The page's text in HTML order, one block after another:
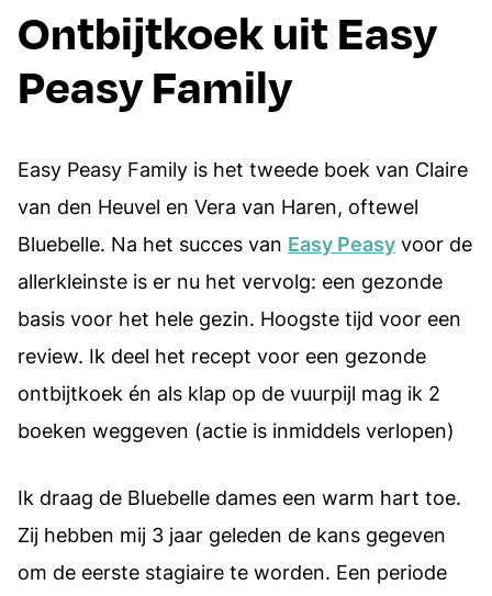
Ontbijtkoek uit Easy
Peasy Family
Easy Peasy Family is het tweede boek van Claire
van den Heuvel en Vera van Haren, oftewel
Bluebelle. Na het succes van Easy Peasy voor de
allerkleinste is er nu het vervolg: een gezonde
basis voor het hele gezin. Hoogste tijd voor een
review. Ik deel het recept voor een gezonde
ontbijtkoek én als klap op de vuurpijl mag ik 2
boeken weggeven (actie is inmiddels verlopen)
Ik draag de Bluebelle dames een warm hart toe.
Zij hebben mij 3 jaar geleden de kans gegeven
om de eerste stagiaire te worden. Een periode